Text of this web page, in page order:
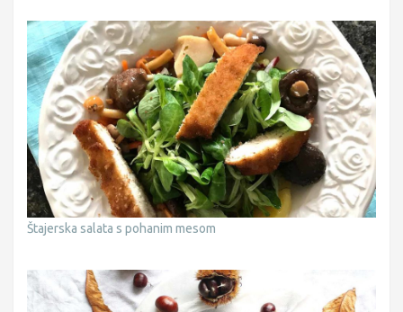
Štajerska salata s pohanim mesom